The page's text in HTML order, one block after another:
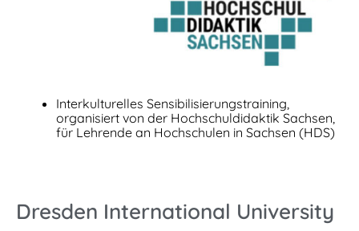
Interkulturelles Sensibilisierungstraining,
organisiert von der Hochschuldidaktik Sachsen,
für Lehrende an Hochschulen in Sachsen (HDS)
Dresden International University